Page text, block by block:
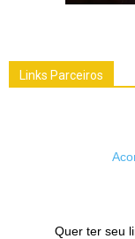
Links Parceiros
Quer ter seu